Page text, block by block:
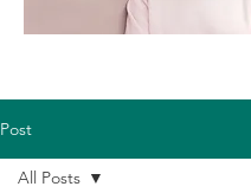
Post
All Posts